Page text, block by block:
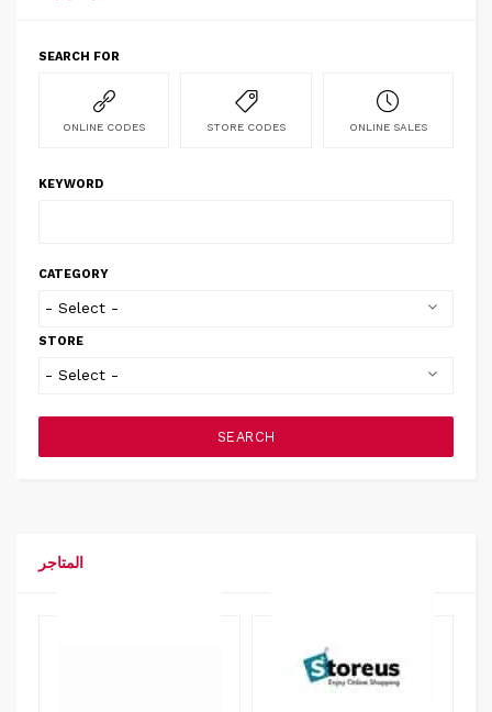
SEARCH FOR
ONLINE CODES STORE CODES ONLINE SALES
KEYWORD
CATEGORY
STORE
SEARCH
المتاجر